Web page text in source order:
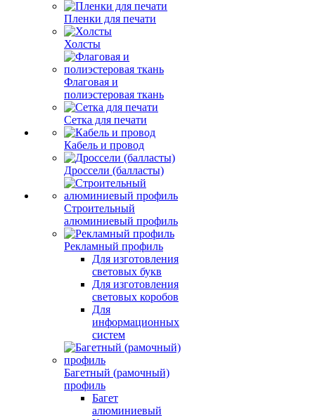
Пленки для печати
Холсты
Флаговая и
полиэстеровая ткань
Сетка для печати
Кабель и провод
Дроссели (балласты)
Строительный
алюминиевый профиль
Рекламный профиль
Для изготовления
световых букв
Для изготовления
световых коробов
Для
информационных
систем
Багетный (рамочный)
профиль
Багет
алюминиевый